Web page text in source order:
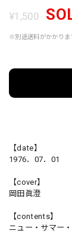
¥1,500
※別途送料がかかりま
【date】
1976．07．01
【cover】
岡田眞澄
【contents】
ニュー・サマー